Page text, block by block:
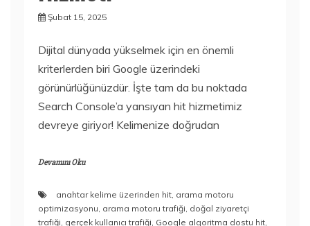
Şubat 15, 2025
Dijital dünyada yükselmek için en önemli
kriterlerden biri Google üzerindeki
görünürlüğünüzdür. İşte tam da bu noktada
Search Console’a yansıyan hit hizmetimiz
devreye giriyor! Kelimenize doğrudan
Devamını Oku
anahtar kelime üzerinden hit, arama motoru
optimizasyonu, arama motoru trafiği, doğal ziyaretçi
trafiği, gerçek kullanıcı trafiği, Google algoritma dostu hit,